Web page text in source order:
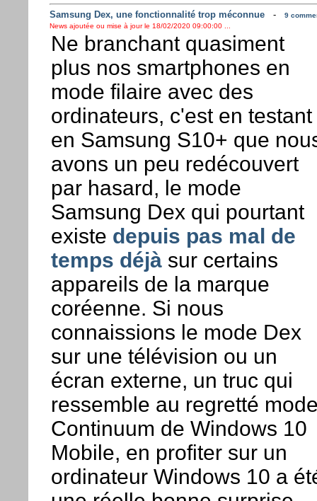
Samsung Dex, une fonctionnalité trop méconnue-
9
News ajoutée ou mise à jour le 18/02/2020 09:00:00 ...
Ne branchant quasiment
plus nos smartphones en
mode filaire avec des
ordinateurs, c'est en testant
en Samsung S10+ que
avons un peu redécouvert
par hasard, le mode
Samsung Dex qui pourtant
existe depuis pas mal de
temps déjàsur certains
appareils de la marque
coréenne. Si nous
connaissions le mode Dex
sur une télévision ou un
écran externe, un truc qui
ressemble au regretté
Continuum de Windows 10
Mobile, en profiter sur un
ordinateur Windows 10 a